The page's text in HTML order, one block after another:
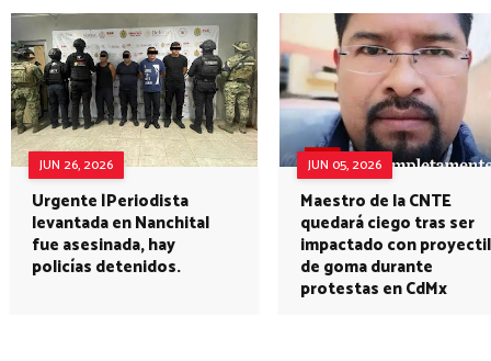
JUN 26, 2026
Urgente |Periodista
levantada en Nanchital
fue asesinada, hay
policías detenidos.
JUN 05, 2026
Maestro de la CNTE
quedará ciego tras ser
impactado con proyectil
de goma durante
protestas en CdMx